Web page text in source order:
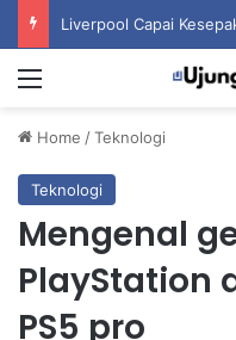
Home /Teknologi
Teknologi
Mengenal
PlayStation
PS5 pro